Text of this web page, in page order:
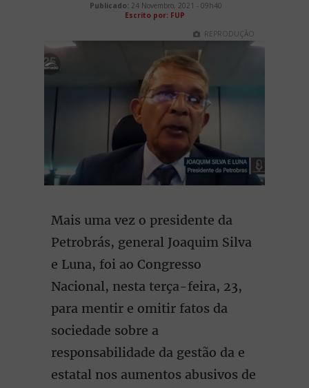
Publicado: 24 Novembro, 2021 - 09h40
Escrito por: FUP
REPRODUÇÃO
Mais uma vez o presidente da
Petrobrás, general Joaquim Silva
e Luna, foi ao Congresso
Nacional, nesta terça-feira, 23,
para mentir e omitir fatos da
sociedade sobre a
responsabilidade da gestão da e
estatal nos aumentos abusivos de